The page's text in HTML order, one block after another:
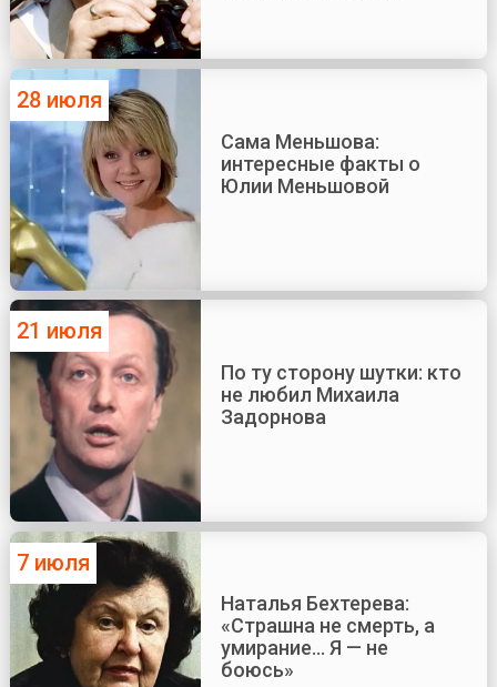
28 июля
Сама Меньшова:
интересные факты о
Юлии Меньшовой
21 июля
По ту сторону шутки: кто
не любил Михаила
Задорнова
7 июля
Наталья Бехтерева:
«Страшна не смерть, а
умирание... Я — не
боюсь»